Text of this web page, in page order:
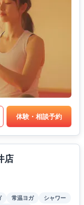
体験・相談予約
店
常温ヨガ
シャワー